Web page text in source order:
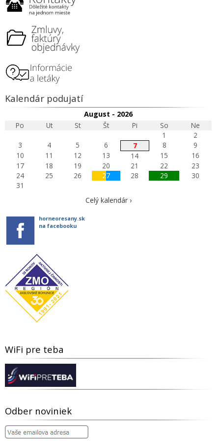
Kalendár podujatí
August - 2026
Po
Ut St Št Pi So
Ne
1
2
3
4 5 6 7 8
9
10
11 12 13 14 15
16
17
18 19 20 21 22
23
24
25 26 27 28 29
30
31
Celý kalendár ›
horneoresany.sk
na facebooku
WiFi pre teba
Odber noviniek